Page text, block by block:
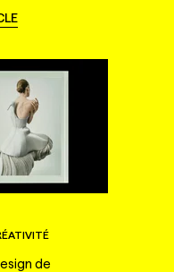
de